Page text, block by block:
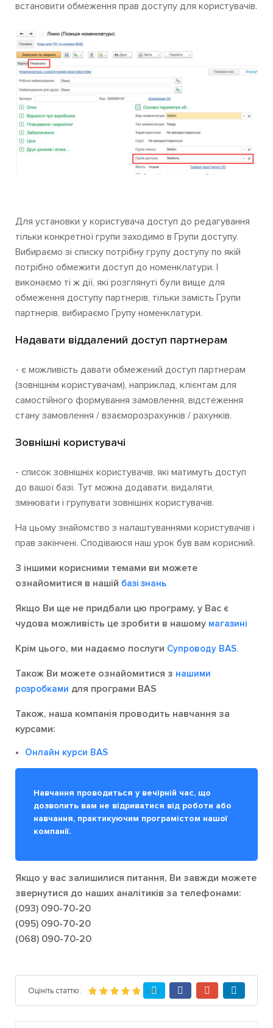
встановити обмеження прав доступу для користувачів.
Для установки у користувача доступ до редагування
тільки конкретної групи заходимо в Групи доступу.
Вибираємо зі списку потрібну групу доступу по якій
потрібно обмежити доступ до номенклатури. І
виконаємо ті ж дії, які розглянуті були вище для
обмеження доступу партнерів, тільки замість Групи
партнерів, вибираємо Групу номенклатури.
Надавати віддалений доступ партнерам
- є можливість давати обмежений доступ партнерам
(зовнішнім користувачам), наприклад, клієнтам для
самостійного формування замовлення, відстеження
стану замовлення / взаєморозрахунків / рахунків.
Зовнішні користувачі
- список зовнішніх користувачів, які матимуть доступ
до вашої базі. Тут можна додавати, видаляти,
змінювати і групувати зовнішніх користувачів.
На цьому знайомство з налаштуваннями користувачів і
прав закінчені. Сподіваюся наш урок був вам корисний.
З іншими корисними темами ви можете
ознайомитися в нашій базі знань
Якщо Ви ще не придбали цю програму, у Вас є
чудова можливість це зробити в нашому магазині
Крім цього, ми надаємо послуги Супроводу BAS.
Також Ви можете ознайомитися з нашими
розробками для програми BAS
Також, наша компанія проводить навчання за
курсами:
Онлайн курси BAS
Навчання проводиться у вечірній час, що
дозволить вам не відриватися від роботи або
навчання, практикуючим програмістом нашої
компанії.
Якщо у вас залишилися питання, Ви завжди можете
звернутися до наших аналітиків за телефонами:
(093) 090-70-20
(095) 090-70-20
(068) 090-70-20
Оцініть статтю: ( 18 )